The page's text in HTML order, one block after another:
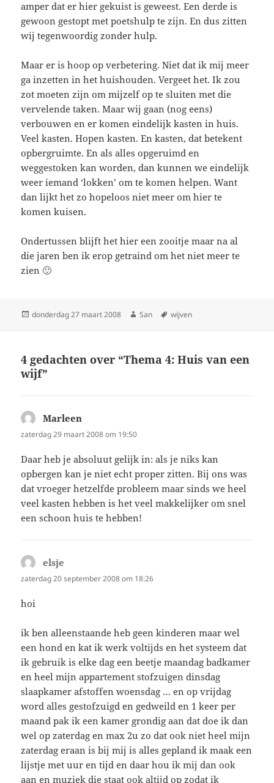
amper dat er hier gekuist is geweest. Een derde is
gewoon gestopt met poetshulp te zijn. En dus zitten
wij tegenwoordig zonder hulp.
Maar er is hoop op verbetering. Niet dat ik mij meer
ga inzetten in het huishouden. Vergeet het. Ik zou
zot moeten zijn om mijzelf op te sluiten met die
vervelende taken. Maar wij gaan (nog eens)
verbouwen en er komen eindelijk kasten in huis.
Veel kasten. Hopen kasten. En kasten, dat betekent
opbergruimte. En als alles opgeruimd en
weggestoken kan worden, dan kunnen we eindelijk
weer iemand ‘lokken’ om te komen helpen. Want
dan lijkt het zo hopeloos niet meer om hier te
komen kuisen.
Ondertussen blijft het hier een zooitje maar na al
die jaren ben ik erop getraind om het niet meer te
zien 🙂
Geplaatst
donderdag 27 maart 2008 Auteur
San Tags
wijven
4 gedachten over “Thema 4: Huis van een
wijf”
Marleen
zaterdag 29 maart 2008 om 19:50
Daar heb je absoluut gelijk in: als je niks kan
opbergen kan je niet echt proper zitten. Bij ons was
dat vroeger hetzelfde probleem maar sinds we heel
veel kasten hebben is het veel makkelijker om snel
een schoon huis te hebben!
elsje
zaterdag 20 september 2008 om 18:26
hoi
ik ben alleenstaande heb geen kinderen maar wel
een hond en kat ik werk voltijds en het systeem dat
ik gebruik is elke dag een beetje maandag badkamer
en heel mijn appartement stofzuigen dinsdag
slaapkamer afstoffen woensdag … en op vrijdag
word alles gestofzuigd en gedweild en 1 keer per
maand pak ik een kamer grondig aan dat doe ik dan
wel op zaterdag en max 2u zo dat ook niet heel mijn
zaterdag eraan is bij mij is alles gepland ik maak een
lijstje met uur en tijd en daar hou ik mij dan ook
aan en muziek die staat ook altijd op zodat ik